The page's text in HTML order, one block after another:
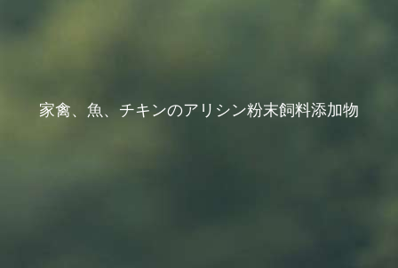
家禽、魚、チキンのアリシン粉末飼料添加物